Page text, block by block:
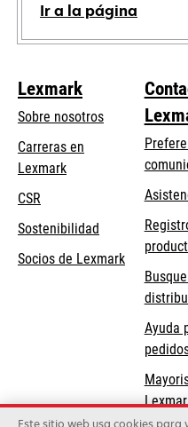
Ir a la página
Lexmark
Sobre nosotros
Carreras en
Lexmark
CSR
Sostenibilidad
Socios de Lexmark
se
abre
en
una
nueva
Ayuda
Este sitio web usa cookies